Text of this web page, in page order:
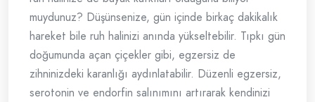
muydunuz? Düşünsenize, gün içinde birkaç dakikalık
hareket bile ruh halinizi anında yükseltebilir. Tıpkı gün
doğumunda açan çiçekler gibi, egzersiz de
zihninizdeki karanlığı aydınlatabilir. Düzenli egzersiz,
serotonin ve endorfin salınımını artırarak kendinizi